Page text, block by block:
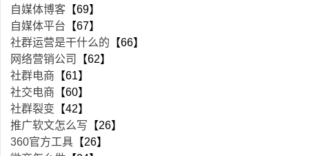
自媒体博客 【69】
自媒体平台 【67】
社群运营是干什么的 【66】
网络营销公司
【62】
社群电商 【61】
社交电商 【60】
社群裂变 【42】
推广软文怎么写 【26】
360官方工具 【26】